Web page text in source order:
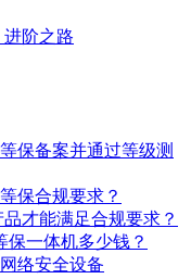
阶之路
保备案并通过等级测
保合规要求？
才能满足合规要求？
保一体机多少钱？
络安全设备